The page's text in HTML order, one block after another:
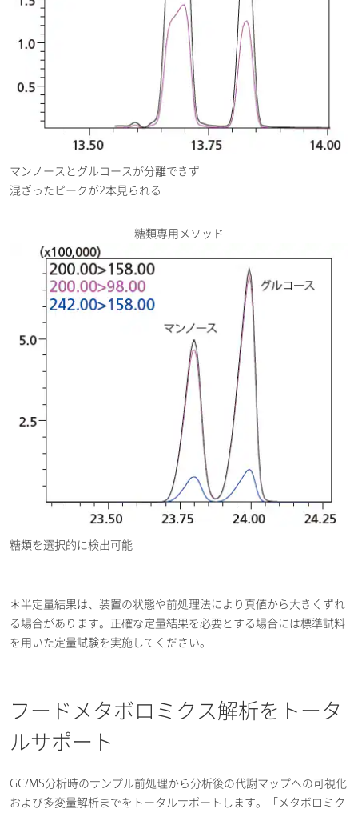
マンノースとグルコースが分離できず
混ざったピークが2本見られる
糖類専用メソッド
糖類を選択的に検出可能
＊半定量結果は、装置の状態や前処理法により真値から大きくずれ
る場合があります。正確な定量結果を必要とする場合には標準試料
を用いた定量試験を実施してください。
フードメタボロミクス解析をトータ
ルサポート
GC/MS分析時のサンプル前処理から分析後の代謝マップへの可視化
および多変量解析までをトータルサポートします。「メタボロミク